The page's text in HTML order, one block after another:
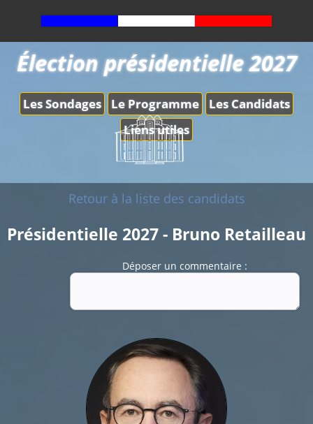
Les Sondages Le Programme
Les Candidats
Liens utiles
Élection présidentielle 2027
Retour à la liste des candidats
Présidentielle 2027 - Bruno Retailleau
Déposer un commentaire :
Mail :
Fonction de commentaires dédiée au débat citoyen.
Pas d'insultes. Merci.